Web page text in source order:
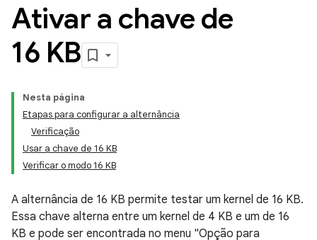
Ativar a chave de
16 KB
Nesta página
Etapas para configurar a alternância
Verificação
Usar a chave de 16 KB
Verificar o modo 16 KB
A alternância de 16 KB permite testar um kernel de 16 KB.
Essa chave alterna entre um kernel de 4 KB e um de 16
KB e pode ser encontrada no menu "Opção para